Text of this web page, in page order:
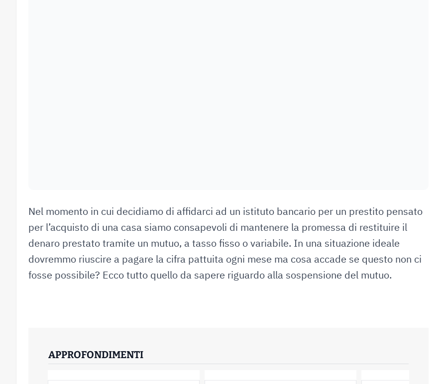
Nel momento in cui decidiamo di affidarci ad un istituto bancario per un prestito pensato
per l’acquisto di una casa siamo consapevoli di mantenere la promessa di restituire il
denaro prestato tramite un mutuo, a tasso fisso o variabile. In una situazione ideale
dovremmo riuscire a pagare la cifra pattuita ogni mese ma cosa accade se questo non ci
fosse possibile? Ecco tutto quello da sapere riguardo alla sospensione del mutuo.
APPROFONDIMENTI